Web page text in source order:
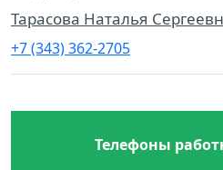
Тарасова Наталья
+7 (343) 362-2705
Телефоны